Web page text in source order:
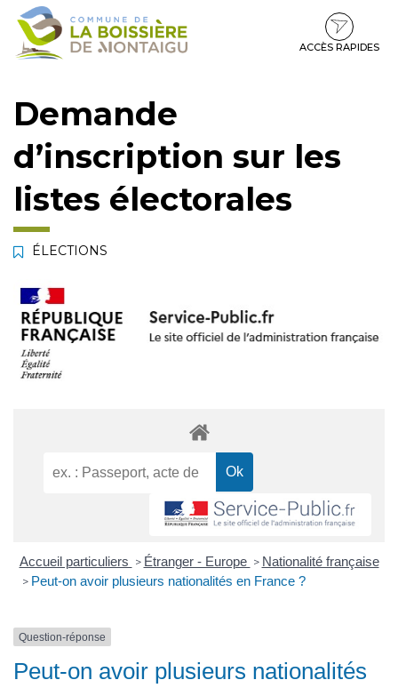
Gestion des traceurs
Aller
Aller
contenu
Aller
pied
ACCÈS RAPIDES
Demande
d’inscription sur les
listes électorales
ÉLECTIONS
Accueil particuliers > Étranger - Europe > Nationalité française
> Peut-on avoir plusieurs nationalités en France ?
Question-réponse
Peut-on avoir plusieurs nationalités